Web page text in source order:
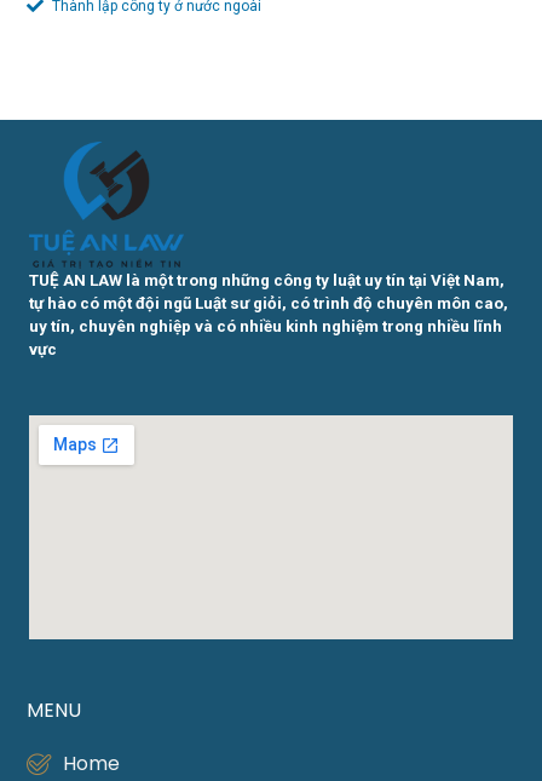
Thành lập công ty ở nước ngoài
TUỆ AN LAW là một trong những công ty luật uy tín tại Việt Nam,
tự hào có một đội ngũ Luật sư giỏi, có trình độ chuyên môn cao,
uy tín, chuyên nghiệp và có nhiều kinh nghiệm trong nhiều lĩnh
vực
MENU
Home